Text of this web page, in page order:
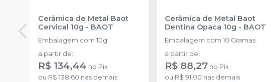
Cerâmica de Metal Baot
Cervical 10g - BAOT
Embalagem com 10g.
a partir de:
R$ 134,44 no Pix
ou R$ 138,60 nas demais
Cerâmica de Metal Baot
Dentina Opaca 10g - BAOT
Embalagem com 10 Gramas.
a partir de:
R$ 88,27 no Pix
ou R$ 91,00 nas demais